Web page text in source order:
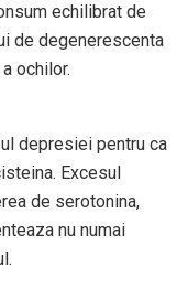
echilibrat de
de degenerescenta
ochilor.
depresiei pentru ca
Excesul
de serotonina,
nu numai